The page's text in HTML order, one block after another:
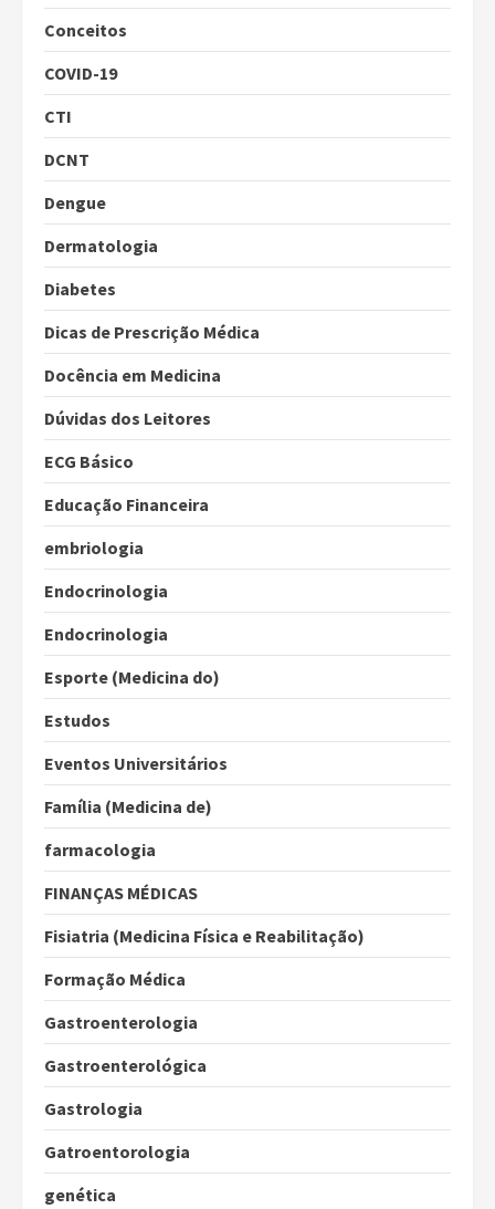
Conceitos
COVID-19
CTI
DCNT
Dengue
Dermatologia
Diabetes
Dicas de Prescrição Médica
Docência em Medicina
Dúvidas dos Leitores
ECG Básico
Educação Financeira
embriologia
Endocrinologia
Endocrinologia
Esporte (Medicina do)
Estudos
Eventos Universitários
Família (Medicina de)
farmacologia
FINANÇAS MÉDICAS
Fisiatria (Medicina Física e Reabilitação)
Formação Médica
Gastroenterologia
Gastroenterológica
Gastrologia
Gatroentorologia
genética